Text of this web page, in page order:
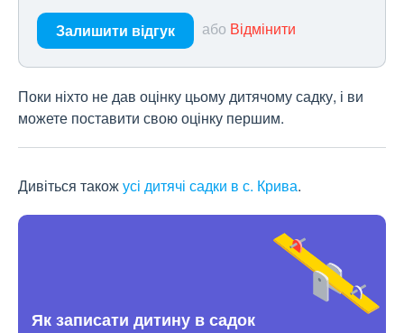
Залишити відгук або Відмінити
Поки ніхто не дав оцінку цьому дитячому садку, і ви
можете поставити свою оцінку першим.
Дивіться такожусі дитячі садки в с. Крива.
Як записати дитину в садок